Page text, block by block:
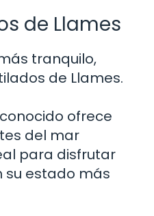
de Llames
tranquilo,
de Llames.
ofrece
del mar
para disfrutar
su estado más